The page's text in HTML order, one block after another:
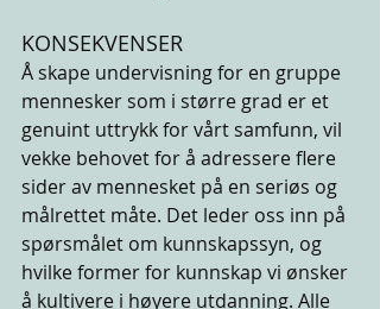
KONSEKVENSER
Å skape undervisning for en gruppe
mennesker som i større grad er et
genuint uttrykk for vårt samfunn, vil
vekke behovet for å adressere flere
sider av mennesket på en seriøs og
målrettet måte. Det leder oss inn på
spørsmålet om kunnskapssyn, og
hvilke former for kunnskap vi ønsker
å kultivere i høyere utdanning. Alle